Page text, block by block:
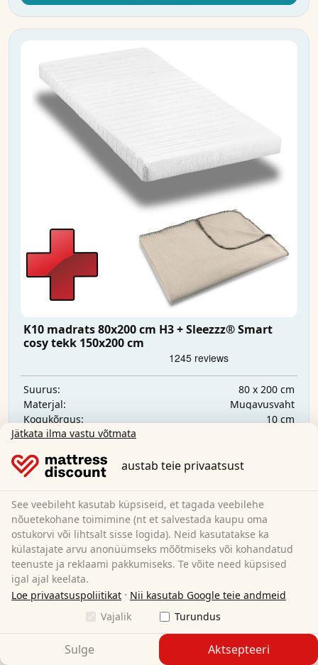
K10 madrats 80x200 cm H3 + Sleezzz® Smart
cosy tekk 150x200 cm
Suurus:
80 x 200 cm
Materjal:
Mugavusvaht
Kogukõrgus:
10 cm
Kõvadusaste:
79,95 €
Tasuta kohaletoimetamine
Saadaval kohe
Lisateave
Jätkata ilma vastu võtmata
austab teie privaatsust
See veebileht kasutab küpsiseid, et tagada veebilehe
nõuetekohane toimimine (nt et salvestada kaupu oma
ostukorvi või lihtsalt sisse logida). Neid kasutatakse ka
külastajate arvu anonüümseks mõõtmiseks või kohandatud
teenuste ja reklaami pakkumiseks. Te võite need küpsised
igal ajal keelata.
Loe privaatsuspoliitikat · Nii kasutab Google teie andmeid
Vajalik
Turundus
Sulge Aktsepteeri